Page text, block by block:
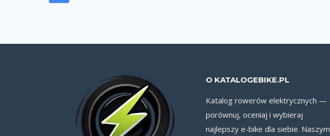
strony
O KATALOGEBIKE.PL
Katalog rowerów elektrycznych —
porównuj, oceniaj i wybieraj
najlepszy e-bike dla siebie. Naszym